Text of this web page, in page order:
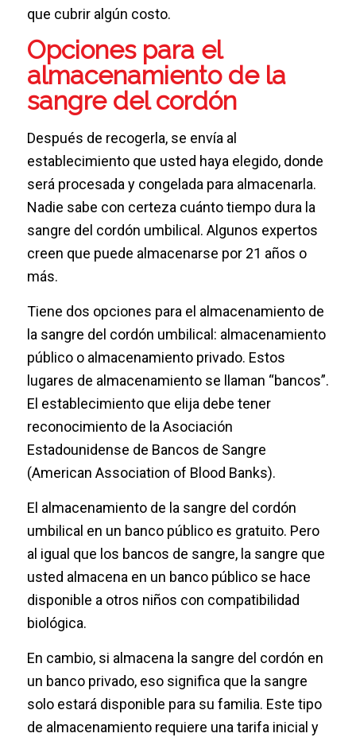
que cubrir algún costo.
Opciones para el
almacenamiento de la
sangre del cordón
Después de recogerla, se envía al
establecimiento que usted haya elegido, donde
será procesada y congelada para almacenarla.
Nadie sabe con certeza cuánto tiempo dura la
sangre del cordón umbilical. Algunos expertos
creen que puede almacenarse por 21 años o
más.
Tiene dos opciones para el almacenamiento de
la sangre del cordón umbilical: almacenamiento
público o almacenamiento privado. Estos
lugares de almacenamiento se llaman “bancos”.
El establecimiento que elija debe tener
reconocimiento de la Asociación
Estadounidense de Bancos de Sangre
(American Association of Blood Banks).
El almacenamiento de la sangre del cordón
umbilical en un banco público es gratuito. Pero
al igual que los bancos de sangre, la sangre que
usted almacena en un banco público se hace
disponible a otros niños con compatibilidad
biológica.
En cambio, si almacena la sangre del cordón en
un banco privado, eso significa que la sangre
solo estará disponible para su familia. Este tipo
de almacenamiento requiere una tarifa inicial y